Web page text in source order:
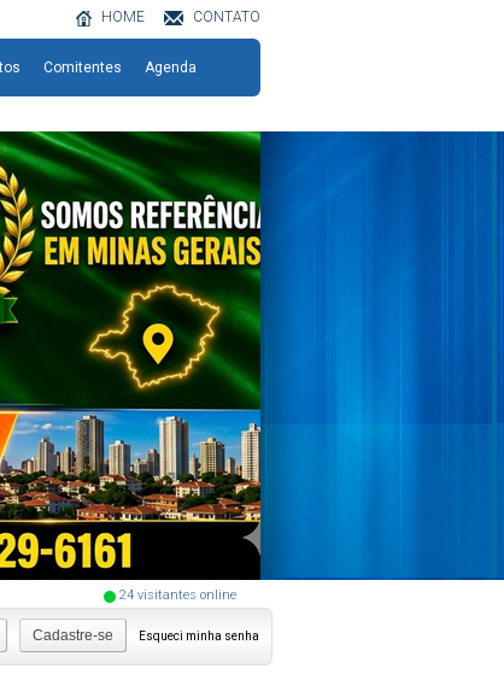
CONTATO
HOME
Comitentes Agenda
24 visitantes online
Esqueci minha senha
Cadastre-se